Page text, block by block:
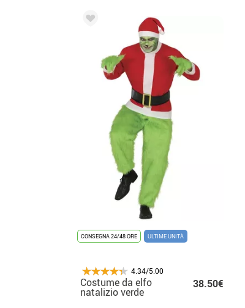
CONSEGNA 24/48 ORE ULTIME UNITÀ
4.34/5.00
Costume da elfo
natalizio verde
38.50€